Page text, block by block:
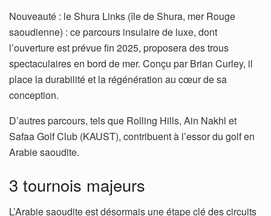
Nouveauté : le Shura Links (île de Shura, mer Rouge
saoudienne) : ce parcours insulaire de luxe, dont
l’ouverture est prévue fin 2025, proposera des trous
spectaculaires en bord de mer. Conçu par Brian Curley, il
place la durabilité et la régénération au cœur de sa
conception.
D’autres parcours, tels que Rolling Hills, Ain Nakhl et
Safaa Golf Club (KAUST), contribuent à l’essor du golf en
Arabie saoudite.
3 tournois majeurs
L’Arabie saoudite est désormais une étape clé des circuits